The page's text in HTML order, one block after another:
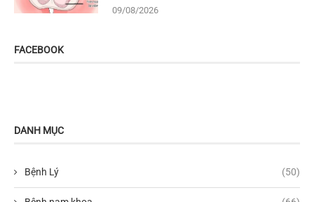
09/08/2026
FACEBOOK
DANH MỤC
Bệnh Lý (50)